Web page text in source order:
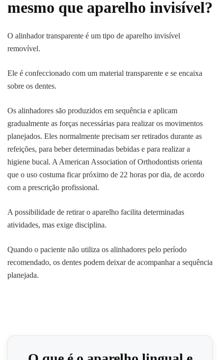
mesmo que aparelho invisível?
O alinhador transparente é um tipo de aparelho invisível
removível.
Ele é confeccionado com um material transparente e se encaixa
sobre os dentes.
Os alinhadores são produzidos em sequência e aplicam
gradualmente as forças necessárias para realizar os movimentos
planejados. Eles normalmente precisam ser retirados durante as
refeições, para beber determinadas bebidas e para realizar a
higiene bucal. A American Association of Orthodontists orienta
que o uso costuma ficar próximo de 22 horas por dia, de acordo
com a prescrição profissional.
A possibilidade de retirar o aparelho facilita determinadas
atividades, mas exige disciplina.
Quando o paciente não utiliza os alinhadores pelo período
recomendado, os dentes podem deixar de acompanhar a sequência
planejada.